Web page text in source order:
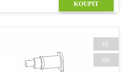
KOUPIT
VI.
H0